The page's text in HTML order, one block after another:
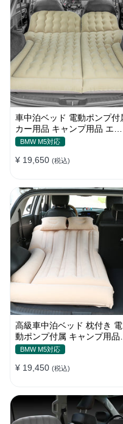
車中泊ベッド 電動ポンプ付属
カー用品 キャンプ用品 エア
ーベッド SUV車 普通車適用
BMW M5対応
¥ 19,650 (税込)
高級車中泊ベッド 枕付き 電
動ポンプ付属 キャンプ用品
BMW M5対応
¥ 19,450 (税込)